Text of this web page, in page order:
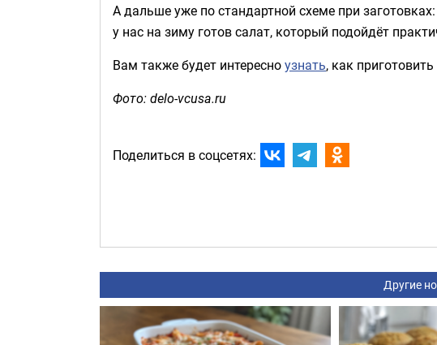
А дальше уже по стандартной схеме при
у нас на зиму готов салат, который подойдёт
Вам также будет интересноузнать, как
Фото: delo-vcusa.ru
Поделиться в соцсетях:
Другие